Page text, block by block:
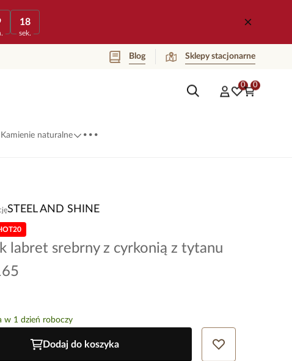
18
sek.
Blog Sklepy stacjonarne
0 0
Kamienie naturalne ...
STEEL AND SHINE
labret srebrny z cyrkonią z tytanu
w 1 dzień roboczy
Dodaj do koszyka